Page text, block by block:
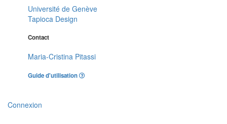
Université de Genève
Tapioca Design
Contact
Maria-Cristina Pitassi
Guide d'utilisation
Connexion